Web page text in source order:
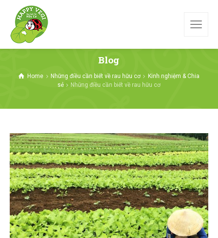
Blog
Home Những điều cần biết về rau hữu cơ
Kinh nghiệm & Chia
sẻ
Những điều cần biết về rau hữu cơ